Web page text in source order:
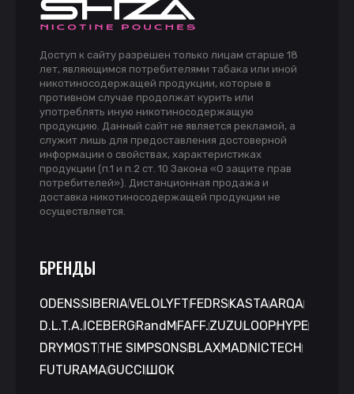
Доступ к сайту разрешен только лицам старше 18
лет, являющимся потребителями табака или иной
никотиносодержащей продукции, которые в
противном случае продолжат курить или
употреблять иную никотиносодержащую
продукцию. Данный сайт не является рекламой, а
служит лишь для предоставления достоверной
информации о свойствах, характеристиках
продукции (п.1 и п.2 ст. 10 Закона «О защите прав
потребителей»). Дистанционная продажа и
доставка никотиносодержащей продукции не
осуществляется.
БРЕНДЫ
ODENSSIBERIAVELO LYFT FEDRS KASTAARQA
D.L.T.A. ICEBERG RandM FAFF.ZUZU LOOPHYPE
DRYMOSTTHE SIMPSONS BLAXMAD NICTECH
FUTURAMAGUCCI ШОК